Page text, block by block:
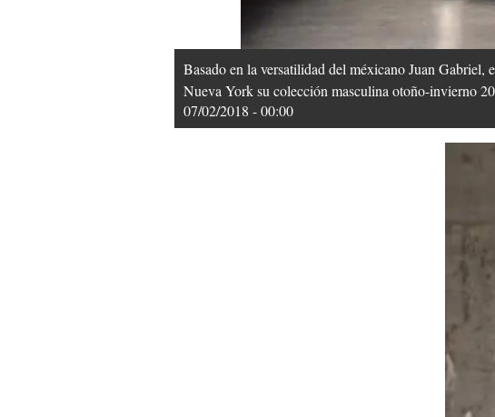
Basado en la versatilidad del méxicano Juan Gabriel,
Nueva York su colección masculina otoño-invierno
07/02/2018 - 00:00